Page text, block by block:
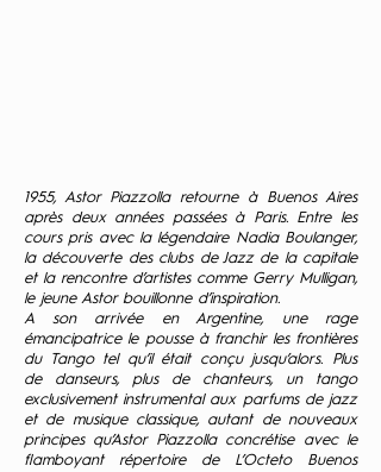
1955, Astor Piazzolla retourne à Buenos Aires
après deux années passées à Paris. Entre les
cours pris avec la légendaire Nadia Boulanger,
la découverte des clubs de Jazz de la capitale
et la rencontre d’artistes comme Gerry Mulligan,
le jeune Astor bouillonne d’inspiration.
A son arrivée en Argentine, une rage
émancipatrice le pousse à franchir les frontières
du Tango tel qu’il était conçu jusqu’alors. Plus
de danseurs, plus de chanteurs, un tango
exclusivement instrumental aux parfums de jazz
et de musique classique, autant de nouveaux
principes qu’Astor Piazzolla concrétise avec le
flamboyant répertoire de L’Octeto Buenos